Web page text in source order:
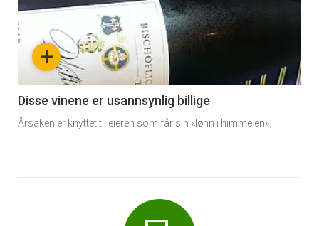
akkurat
nå
6
+
Disse vinene er usannsynlig billige
Årsaken er knyttet til eieren som får sin «lønn i himmelen».